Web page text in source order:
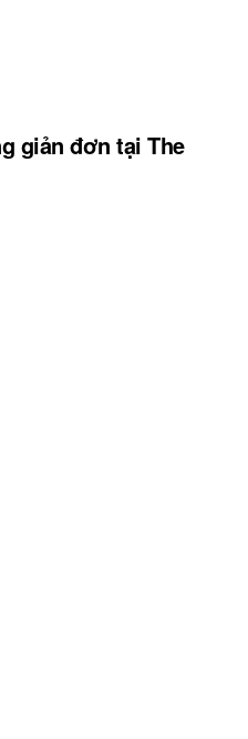
giản đơn tại The